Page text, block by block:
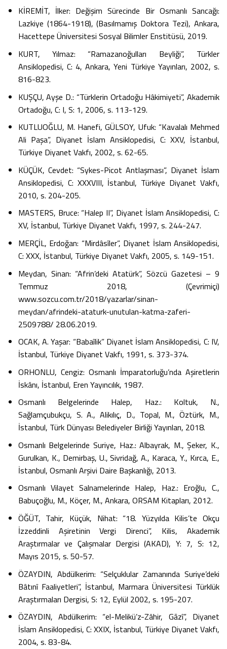
KİREMİT, İlker: Değişim Sürecinde Bir Osmanlı Sancağı:
Lazkiye (1864-1918), (Basılmamış Doktora Tezi), Ankara,
Hacettepe Üniversitesi Sosyal Bilimler Enstitüsü, 2019.
KURT, Yılmaz: “Ramazanoğulları Beyliği”, Türkler
Ansiklopedisi, C: 4, Ankara, Yeni Türkiye Yayınları, 2002, s.
816-823.
KUŞÇU, Ayşe D.: “Türklerin Ortadoğu Hâkimiyeti”, Akademik
Ortadoğu, C: I, S: 1, 2006, s. 113-129.
KUTLUOĞLU, M. Hanefi, GÜLSOY, Ufuk: “Kavalalı Mehmed
Ali Paşa”, Diyanet İslam Ansiklopedisi, C: XXV, İstanbul,
Türkiye Diyanet Vakfı, 2002, s. 62-65.
KÜÇÜK, Cevdet: “Sykes-Picot Antlaşması”, Diyanet İslam
Ansiklopedisi, C: XXXVIII, İstanbul, Türkiye Diyanet Vakfı,
2010, s. 204-205.
MASTERS, Bruce: “Halep II”, Diyanet İslam Ansiklopedisi, C:
XV, İstanbul, Türkiye Diyanet Vakfı, 1997, s. 244-247.
MERÇİL, Erdoğan: “Mirdâsîler”, Diyanet İslam Ansiklopedisi,
C: XXX, İstanbul, Türkiye Diyanet Vakfı, 2005, s. 149-151.
Meydan, Sinan: “Afrin’deki Atatürk”, Sözcü Gazetesi – 9
Temmuz 2018, (Çevrimiçi)
www.sozcu.com.tr/2018/yazarlar/sinan-
meydan/afrindeki-ataturk-unutulan-katma-zaferi-
2509788/ 28.06.2019.
OCAK, A. Yaşar: “Babaîlik” Diyanet İslam Ansiklopedisi, C: IV,
İstanbul, Türkiye Diyanet Vakfı, 1991, s. 373-374.
ORHONLU, Cengiz: Osmanlı İmparatorluğu’nda Aşiretlerin
İskânı, İstanbul, Eren Yayıncılık, 1987.
Osmanlı Belgelerinde Halep, Haz.: Koltuk, N.,
Sağlamçubukçu, S. A., Alikılıç, D., Topal, M., Öztürk, M.,
İstanbul, Türk Dünyası Belediyeler Birliği Yayınları, 2018.
Osmanlı Belgelerinde Suriye, Haz.: Albayrak, M., Şeker, K.,
Gurulkan, K., Demirbaş, U., Sivridağ, A., Karaca, Y., Kırca, E.,
İstanbul, Osmanlı Arşivi Daire Başkanlığı, 2013.
Osmanlı Vilayet Salnamelerinde Halep, Haz.: Eroğlu, C.,
Babuçoğlu, M., Köçer, M., Ankara, ORSAM Kitapları, 2012.
ÖĞÜT, Tahir, Küçük, Nihat: “18. Yüzyılda Kilis’te Okçu
İzzeddinli Aşiretinin Vergi Direnci”, Kilis, Akademik
Araştırmalar ve Çalışmalar Dergisi (AKAD), Y: 7, S: 12,
Mayıs 2015, s. 50-57.
ÖZAYDIN, Abdülkerim: “Selçuklular Zamanında Suriye’deki
Bâtınî Faaliyetleri”, İstanbul, Marmara Üniversitesi Türklük
Araştırmaları Dergisi, S: 12, Eylül 2002, s. 195-207.
ÖZAYDIN, Abdülkerim: “el-Melikü’z-Zâhir, Gāzî”, Diyanet
İslam Ansiklopedisi, C: XXIX, İstanbul, Türkiye Diyanet Vakfı,
2004, s. 83-84.